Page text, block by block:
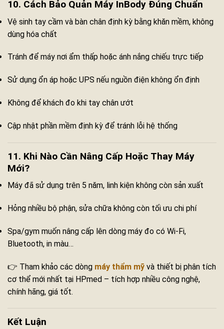
10. Cách Bảo Quản Máy InBody Đúng Chuẩn
Vệ sinh tay cầm và bàn chân định kỳ bằng khăn mềm, không
dùng hóa chất
Tránh để máy nơi ẩm thấp hoặc ánh nắng chiếu trực tiếp
Sử dụng ổn áp hoặc UPS nếu nguồn điện không ổn định
Không để khách đo khi tay chân ướt
Cập nhật phần mềm định kỳ để tránh lỗi hệ thống
11. Khi Nào Cần Nâng Cấp Hoặc Thay Máy
Mới?
Máy đã sử dụng trên 5 năm, linh kiện không còn sản xuất
Hỏng nhiều bộ phận, sửa chữa không còn tối ưu chi phí
Spa/gym muốn nâng cấp lên dòng máy đo có Wi-Fi,
Bluetooth, in màu…
👉 Tham khảo các dòng máy thẩm mỹ và thiết bị phân tích
cơ thể mới nhất tại HPmed – tích hợp nhiều công nghệ,
chính hãng, giá tốt.
Kết Luận